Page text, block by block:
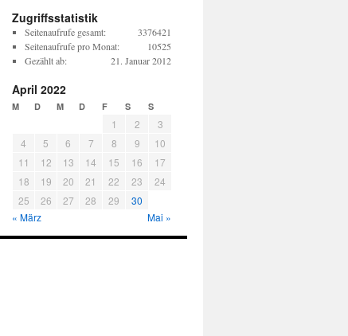
Zugriffsstatistik
3376421
Seitenaufrufe gesamt:
10525
Seitenaufrufe pro Monat:
21. Januar 2012
Gezählt ab:
April 2022
M D M D F S S
1 2
3
4
5 6 7 8 9
10
11
12 13 14 15 16
17
18
19 20 21 22 23
24
25
26 27 28 29
30
« März
Mai »